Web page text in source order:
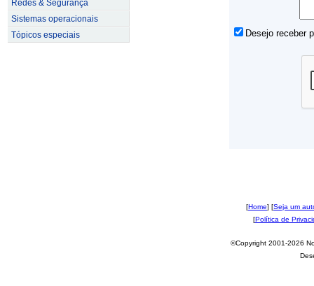
Redes & Segurança
Sistemas operacionais
Tópicos especiais
Desejo receber
[Home] [Seja um
[Política de
©Copyright 2001-2026